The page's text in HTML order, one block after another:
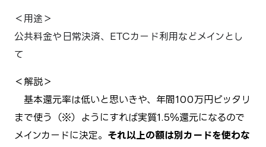
公共料金や日常決済、ETCカード利用などメインとし
て
＜解説＞
基本還元率は低いと思いきや、年間100万円ピッタリ
まで使う（※）ようにすれば実質1.5％還元になるので
メインカードに決定。 それ以上の額は別カードを使わな